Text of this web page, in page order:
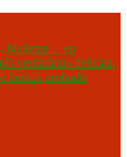
biciletas… en
verdaderas delicias.
hemos probado